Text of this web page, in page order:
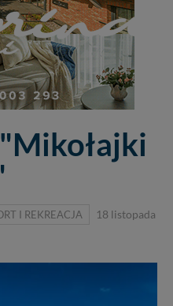
I REKREACJA
18 listopada